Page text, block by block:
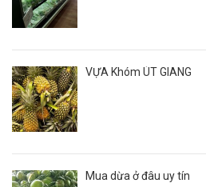
VỰA Khóm ÚT GIANG
Mua dừa ở đâu uy tín